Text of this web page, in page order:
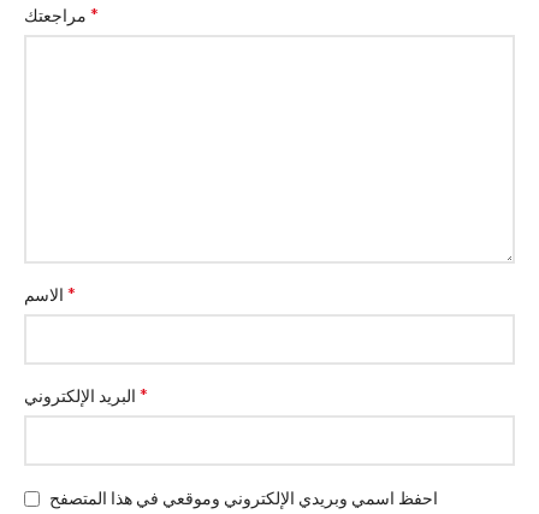
*
*
*
احفظ اسمي وبريدي الإلكتروني وموقعي في هذا المتصفح